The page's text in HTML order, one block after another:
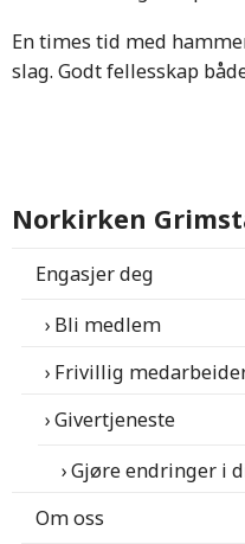
En times tid med
slag. Godt fellesskap
Norkirken
Engasjer deg
Bli medlem
Frivillig
Givertjeneste
Gjøre endringer i
Om oss